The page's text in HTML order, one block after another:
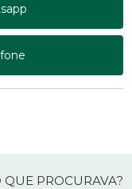
PROCURAVA?